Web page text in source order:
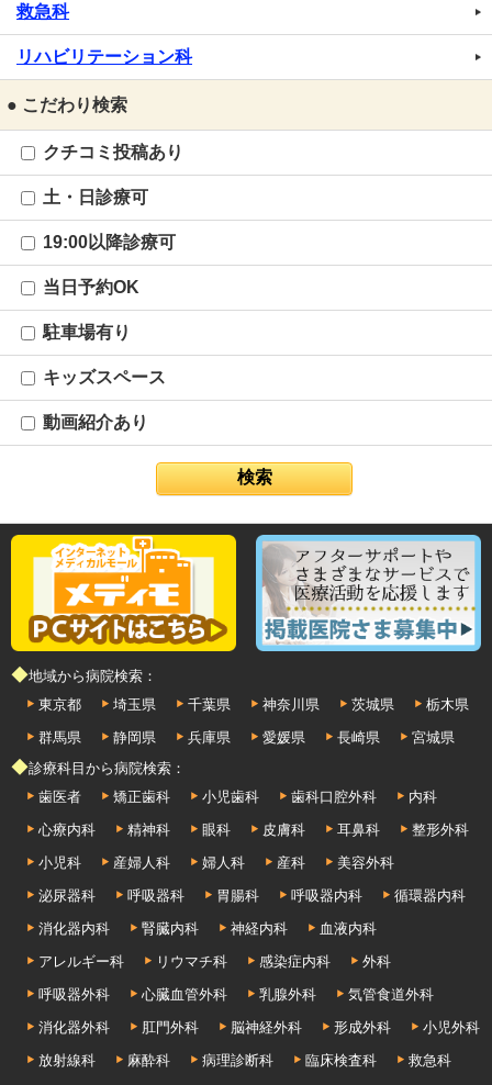
救急科
リハビリテーション科
● こだわり検索
クチコミ投稿あり
土・日診療可
19:00以降診療可
当日予約OK
駐車場有り
キッズスペース
動画紹介あり
◆地域から病院検索：
東京都
埼玉県 千葉県 神奈川県 茨城県
栃木県
群馬県
静岡県 兵庫県 愛媛県 長崎県
宮城県
◆診療科目から病院検索：
歯医者
矯正歯科 小児歯科 歯科口腔外科
内科
心療内科
精神科 眼科 皮膚科 耳鼻科
整形外科
小児科
産婦人科 婦人科 産科
美容外科
泌尿器科
呼吸器科 胃腸科 呼吸器内科
循環器内科
消化器内科
腎臓内科 神経内科
血液内科
アレルギー科
リウマチ科 感染症内科
外科
呼吸器外科
心臓血管外科 乳腺外科
気管食道外科
消化器外科
肛門外科 脳神経外科 形成外科
小児外科
放射線科
麻酔科 病理診断科 臨床検査科 救急科